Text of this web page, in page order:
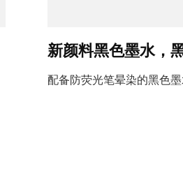
新颜料黑色墨水，
配备防荧光笔晕染的黑色